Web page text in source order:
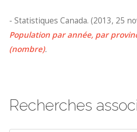
- Statistiques Canada. (2013, 25
Population par année, par
(nombre).
Recherches